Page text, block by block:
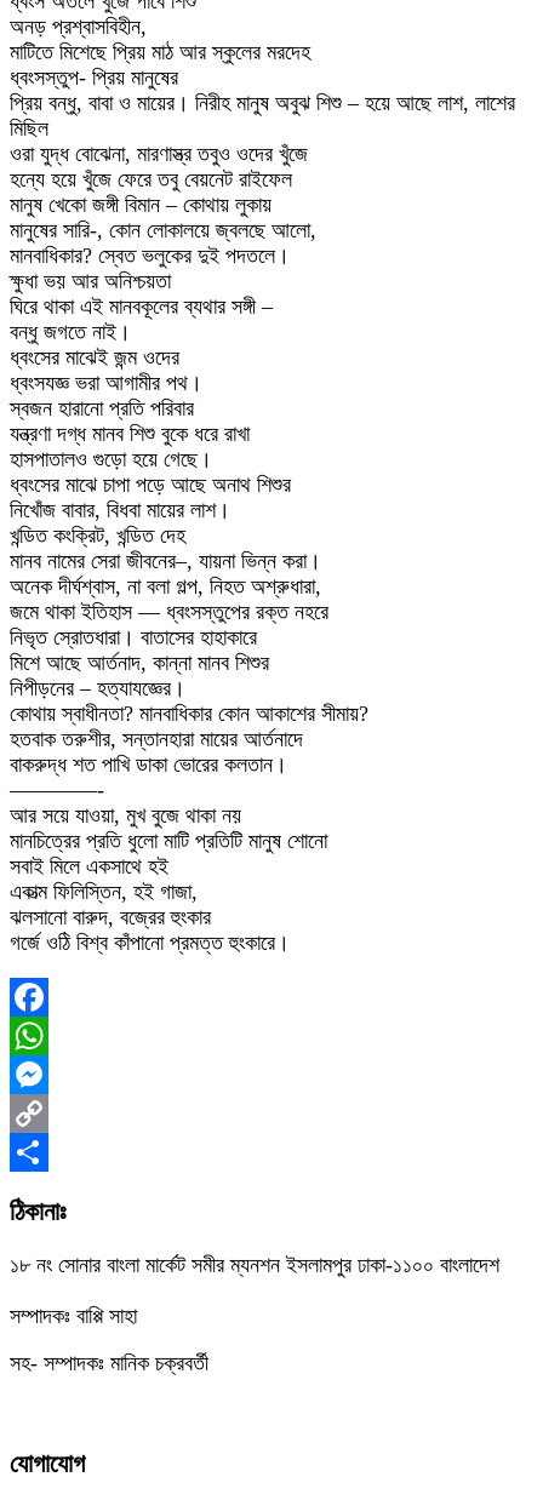
অনড় প্রশ্বাসবিহীন,
মাটিতে মিশেছে প্রিয় মাঠ আর স্কুলের মরদেহ
ধ্বংসস্তুপ- প্রিয় মানুষের
প্রিয় বন্ধু, বাবা ও মায়ের। নিরীহ মানুষ অবুঝ শিশু – হয়ে আছে লাশ, লাশের
মিছিল
ওরা যুদ্ধ বোঝেনা, মারণাস্ত্র তবুও ওদের খুঁজে
হন্যে হয়ে খুঁজে ফেরে তবু বেয়নেট রাইফেল
মানুষ খেকো জঙ্গী বিমান – কোথায় লুকায়
মানুষের সারি-, কোন লোকালয়ে জ্বলছে আলো,
মানবাধিকার? স্বেত ভলুকের দুই পদতলে।
ক্ষুধা ভয় আর অনিশ্চয়তা
ঘিরে থাকা এই মানবকূলের ব্যথার সঙ্গী –
বন্ধু জগতে নাই।
ধ্বংসের মাঝেই জন্ম ওদের
ধ্বংসযজ্ঞ ভরা আগামীর পথ।
স্বজন হারানো প্রতি পরিবার
যন্ত্রণা দগ্ধ মানব শিশু বুকে ধরে রাখা
হাসপাতালও গুড়ো হয়ে গেছে।
ধ্বংসের মাঝে চাপা পড়ে আছে অনাথ শিশুর
নিখোঁজ বাবার, বিধবা মায়ের লাশ।
খন্ডিত কংক্রিট, খন্ডিত দেহ
মানব নামের সেরা জীবনের–, যায়না ভিন্ন করা।
অনেক দীর্ঘশ্বাস, না বলা গল্প, নিহত অশ্রুধারা,
জমে থাকা ইতিহাস — ধ্বংসস্তুপের রক্ত নহরে
নিভৃত স্রোতধারা। বাতাসের হাহাকারে
মিশে আছে আর্তনাদ, কান্না মানব শিশুর
নিপীড়নের – হত্যাযজ্ঞের।
কোথায় স্বাধীনতা? মানবাধিকার কোন আকাশের সীমায়?
হতবাক তরুশীর, সন্তানহারা মায়ের আর্তনাদে
বাকরুদ্ধ শত পাখি ডাকা ভোরের কলতান।
————-
আর সয়ে যাওয়া, মুখ বুজে থাকা নয়
মানচিত্রের প্রতি ধুলো মাটি প্রতিটি মানুষ শোনো
সবাই মিলে একসাথে হই
একাত্ম ফিলিস্তিন, হই গাজা,
ঝলসানো বারুদ, বজ্রের হুংকার
গর্জে ওঠি বিশ্ব কাঁপানো প্রমত্ত হুংকারে।
Facebook
WhatsApp
Messenger
Copy
Link
Share
ঠিকানাঃ
১৮ নং সোনার বাংলা মার্কেট সমীর ম্যনশন ইসলামপুর ঢাকা-১১০০ বাংলাদেশ
সম্পাদকঃ বাপ্পি সাহা
সহ- সম্পাদকঃ মানিক চক্রবর্তী
যোগাযোগ